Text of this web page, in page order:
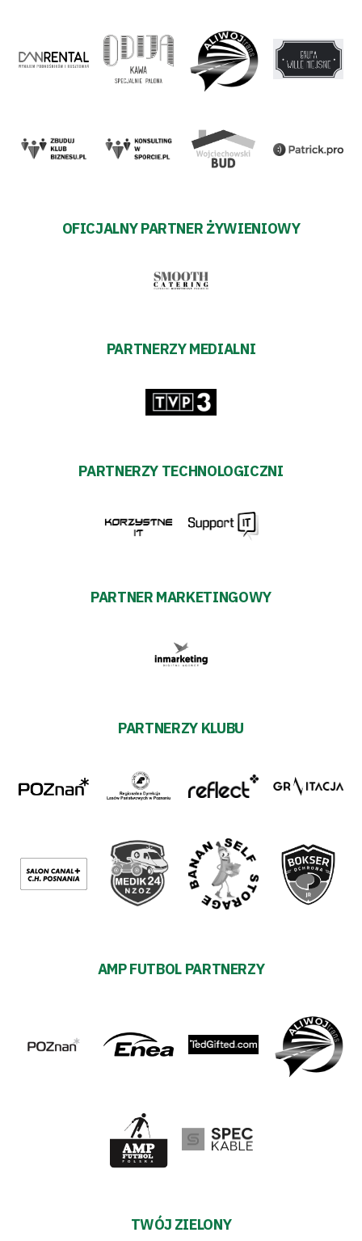
OFICJALNY PARTNER ŻYWIENIOWY
PARTNERZY MEDIALNI
PARTNERZY TECHNOLOGICZNI
PARTNER MARKETINGOWY
PARTNERZY KLUBU
AMP FUTBOL PARTNERZY
TWÓJ ZIELONY